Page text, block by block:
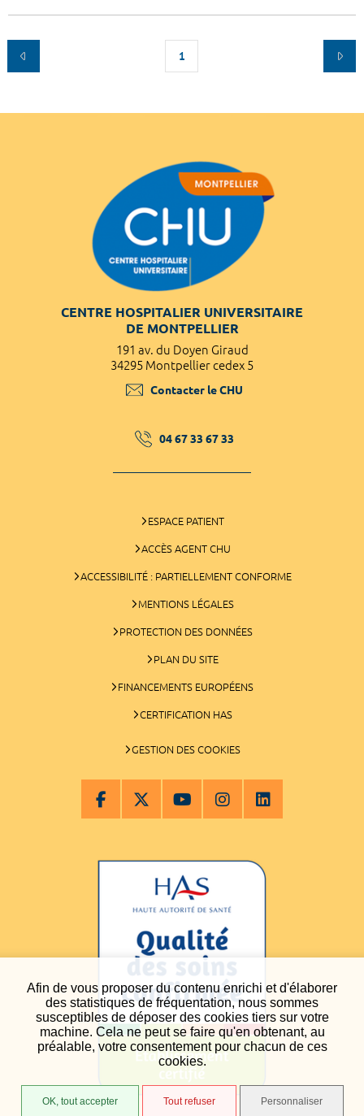
Afin de vous proposer du contenu enrichi et d'élaborer
des statistiques de fréquentation, nous sommes
susceptibles de déposer des cookies tiers sur votre
machine. Cela ne peut se faire qu'en obtenant, au
préalable, votre consentement pour chacun de ces
cookies.
OK, tout accepter Tout refuser Personnaliser
1
CENTRE HOSPITALIER UNIVERSITAIRE
DE MONTPELLIER
191 av. du Doyen Giraud
34295 Montpellier cedex 5
Contacter le CHU
04 67 33 67 33
ESPACE PATIENT
ACCÈS AGENT CHU
ACCESSIBILITÉ : PARTIELLEMENT CONFORME
MENTIONS LÉGALES
PROTECTION DES DONNÉES
PLAN DU SITE
FINANCEMENTS EUROPÉENS
CERTIFICATION HAS
GESTION DES COOKIES